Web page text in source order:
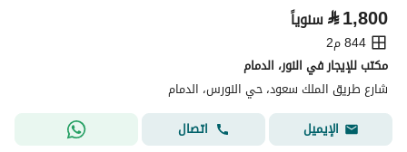
⃁1,800 سنوياً
844 م2
مكتب للإيجار في النور، الدمام
شارع طريق الملك سعود، حي النورس، الدمام
الإيميل
اتصال